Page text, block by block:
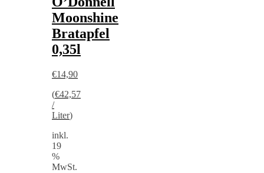
Moonshine
Bratapfel
0,35l
€14,90
(€42,57
/
Liter)
inkl.
19
%
MwSt.